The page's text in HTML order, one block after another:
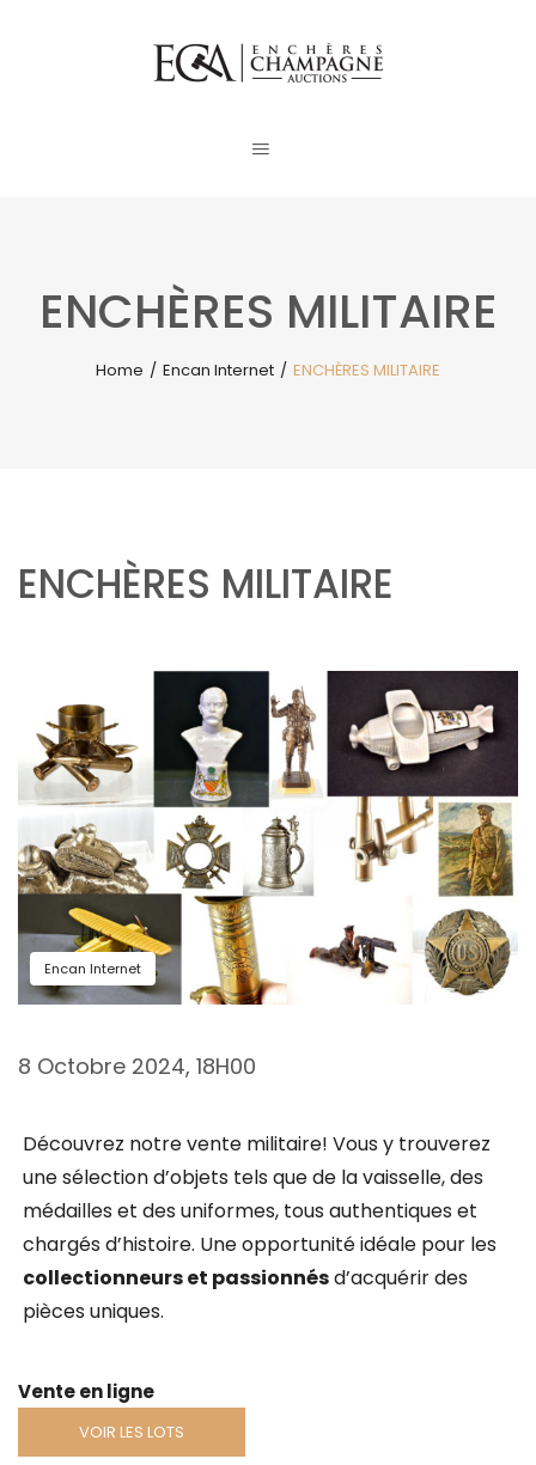
ENCHÈRES MILITAIRE
Home / Encan Internet / ENCHÈRES MILITAIRE
ENCHÈRES MILITAIRE
Encan Internet
8 Octobre 2024, 18H00
Découvrez notre vente militaire! Vous y trouverez
une sélection d’objets tels que de la vaisselle, des
médailles et des uniformes, tous authentiques et
chargés d’histoire. Une opportunité idéale pour les
collectionneurs et passionnésd’acquérir des
pièces uniques.
Vente en ligne
VOIR LES LOTS